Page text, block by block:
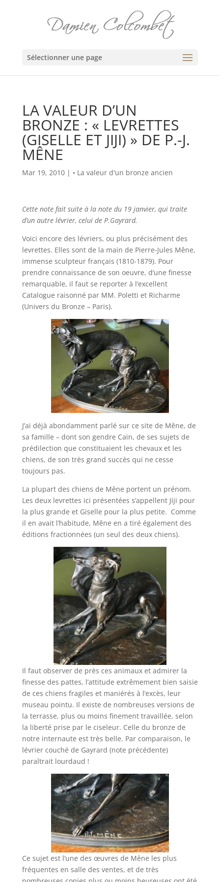
Sélectionner une page
LA VALEUR D’UN
BRONZE : « LEVRETTES
(GISELLE ET JIJI) » DE P.-J.
MÊNE
Mar 19, 2010| • La valeur d'un bronze ancien
Cette note fait suite à la note du 19 janvier, qui traite
d’un autre lévrier, celui de P.Gayrard.
Voici encore des lévriers, ou plus précisément des
levrettes. Elles sont de la main de Pierre-Jules Mêne,
immense sculpteur français (1810-1879). Pour
prendre connaissance de son oeuvre, d’une finesse
remarquable, il faut se reporter à l’excellent
Catalogue raisonné par MM. Poletti et Richarme
(Univers du Bronze – Paris).
J’ai déjà abondamment parlé sur ce site de Mêne, de
sa famille – dont son gendre Caïn, de ses sujets de
prédilection que constituaient les chevaux et les
chiens, de son très grand succès qui ne cesse
toujours pas.
La plupart des chiens de Mêne portent un prénom.
Les deux levrettes ici présentées s’appellent Jiji pour
la plus grande et Giselle pour la plus petite. Comme
il en avait l’habitude, Mêne en a tiré également des
éditions fractionnées (un seul des deux chiens).
Il faut observer de près ces animaux et admirer la
finesse des pattes, l’attitude extrêmement bien saisie
de ces chiens fragiles et maniérés à l’excès, leur
museau pointu. Il existe de nombreuses versions de
la terrasse, plus ou moins finement travaillée, selon
la liberté prise par le ciseleur. Celle du bronze de
notre internaute est très belle. Par comparaison, le
lévrier couché de Gayrard (note précédente)
paraîtrait lourdaud !
Ce sujet est l’une des œuvres de Mêne les plus
fréquentes en salle des ventes, et de très